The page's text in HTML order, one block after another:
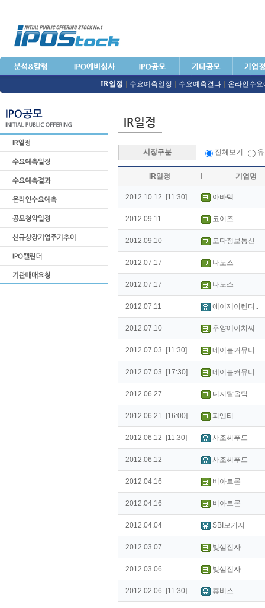
IR일정 수요예측일정 수요예측결과 온라인수요
시장구분 전체보기
IR일정 기업명
2012.10.12 [11:30] 아바텍
2012.09.11 코이즈
2012.09.10 모다정보통신
2012.07.17 나노스
2012.07.17 나노스
2012.07.11 에이제이렌터..
2012.07.10 우양에이치씨
2012.07.03 [11:30] 네이블커뮤니..
2012.07.03 [17:30] 네이블커뮤니..
2012.06.27 디지탈옵틱
2012.06.21 [16:00] 피엔티
2012.06.12 [11:30] 사조씨푸드
2012.06.12 사조씨푸드
2012.04.16 비아트론
2012.04.16 비아트론
2012.04.04 SBI모기지
2012.03.07 빛샘전자
2012.03.06 빛샘전자
2012.02.06 [11:30] 휴비스